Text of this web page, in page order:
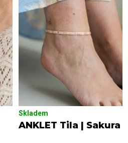
ANKLET Tila | Sakura
Skladem